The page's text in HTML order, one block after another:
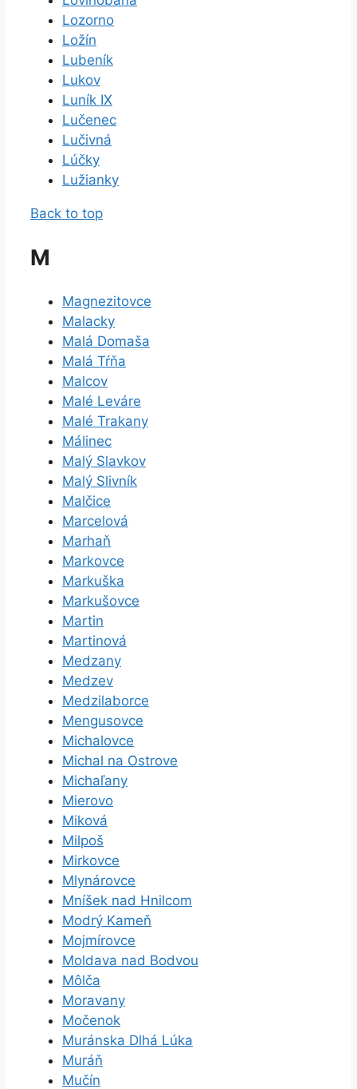
Lozorno
Ložín
Lubeník
Lukov
Luník IX
Lučenec
Lučivná
Lúčky
Lužianky
Back to top
M
Magnezitovce
Malacky
Malá Domaša
Malá Tŕňa
Malcov
Malé Leváre
Malé Trakany
Málinec
Malý Slavkov
Malý Slivník
Malčice
Marcelová
Marhaň
Markovce
Markuška
Markušovce
Martin
Martinová
Medzany
Medzev
Medzilaborce
Mengusovce
Michalovce
Michal na Ostrove
Michaľany
Mierovo
Miková
Milpoš
Mirkovce
Mlynárovce
Mníšek nad Hnilcom
Modrý Kameň
Mojmírovce
Moldava nad Bodvou
Môlča
Moravany
Močenok
Muránska Dlhá Lúka
Muráň
Mučín